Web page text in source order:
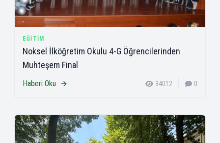
EĞITIM
Noksel İlköğretim Okulu 4-G Öğrencilerinden
Muhteşem Final
Haberi Oku 34012 0